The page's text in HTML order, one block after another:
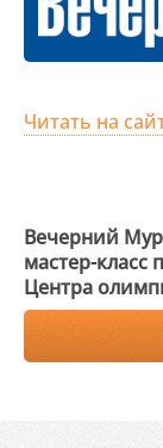
Читать на
Вечерний
мастер-класс
Центра